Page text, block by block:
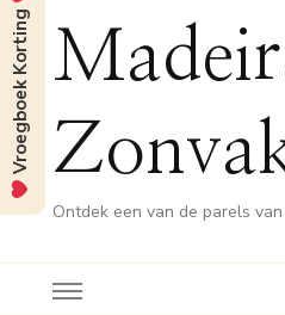
Ontdek een van de parels
Vroegboek Korting